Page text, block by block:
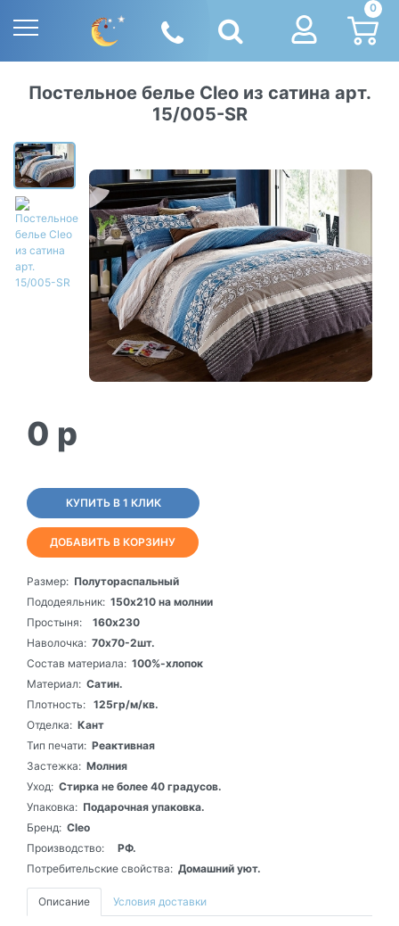
0
Постельное белье Cleo из сатина арт.
15/005-SR
0 p
КУПИТЬ В 1 КЛИК
ДОБАВИТЬ В КОРЗИНУ
Размер: Полутораспальный
Пододеяльник: 150х210 на молнии
Простыня:
160х230
Наволочка: 70х70-2шт.
Состав материала: 100%-хлопок
Материал: Сатин.
Плотность: 125гр/м/кв.
Отделка: Кант
Тип печати: Реактивная
Застежка: Молния
Уход: Стирка не более 40 градусов.
Упаковка: Подарочная упаковка.
Бренд: Cleo
Производство:
РФ.
Потребительские свойства: Домашний уют.
Описание Условия доставки